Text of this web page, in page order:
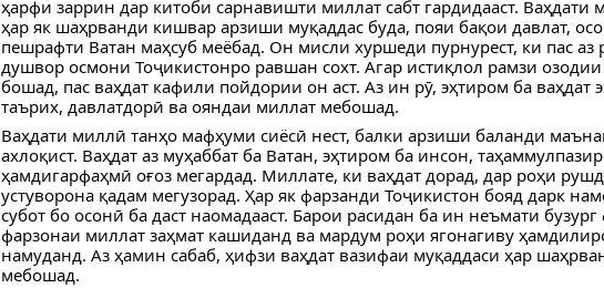
ҳарфи заррин дар китоби сарнавишти миллат сабт гардидааст. Ваҳдати
ҳар як шаҳрванди кишвар арзиши муқаддас буда, пояи бақои давлат,
пешрафти Ватан маҳсуб меёбад. Он мисли хуршеди пурнурест, ки пас аз
душвор осмони Тоҷикистонро равшан сохт. Агар истиқлол рамзи
бошад, пас ваҳдат кафили пойдории он аст. Аз ин рӯ, эҳтиром ба ваҳдат
таърих, давлатдорӣ ва ояндаи миллат мебошад.
Ваҳдати миллӣ танҳо мафҳуми сиёсӣ нест, балки арзиши баланди
ахлоқист. Ваҳдат аз муҳаббат ба Ватан, эҳтиром ба инсон,
ҳамдигарфаҳмӣ оғоз мегардад. Миллате, ки ваҳдат дорад, дар роҳи
устуворона қадам мегузорад. Ҳар як фарзанди Тоҷикистон бояд дарк
субот бо осонӣ ба даст наомадааст. Барои расидан ба ин неъмати
фарзонаи миллат заҳмат кашиданд ва мардум роҳи ягонагиву
намуданд. Аз ҳамин сабаб, ҳифзи ваҳдат вазифаи муқаддаси ҳар
мебошад.